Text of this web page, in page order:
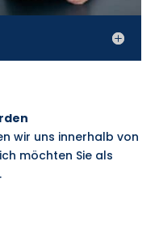
wir uns innerhalb von
möchten Sie als